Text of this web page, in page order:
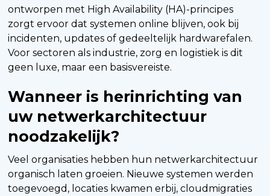
ontworpen met High Availability (HA)-principes
zorgt ervoor dat systemen online blijven, ook bij
incidenten, updates of gedeeltelijk hardwarefalen.
Voor sectoren als industrie, zorg en logistiek is dit
geen luxe, maar een basisvereiste.
Wanneer is herinrichting van
uw netwerkarchitectuur
noodzakelijk?
Veel organisaties hebben hun netwerkarchitectuur
organisch laten groeien. Nieuwe systemen werden
toegevoegd, locaties kwamen erbij, cloudmigraties